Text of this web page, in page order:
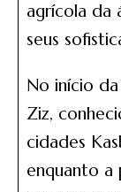
agrícola da
seus
No início
Ziz,
cidades
enquanto a